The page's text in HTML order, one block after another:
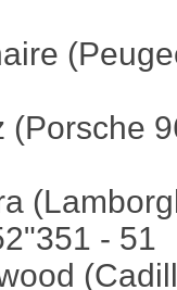
(Porsche
- 51